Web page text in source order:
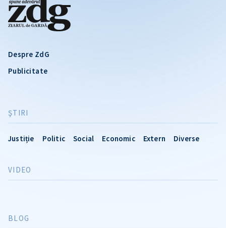
Despre ZdG
Publicitate
ŞTIRI
Justiție Politic Social Economic Extern Diverse
VIDEO
BLOG